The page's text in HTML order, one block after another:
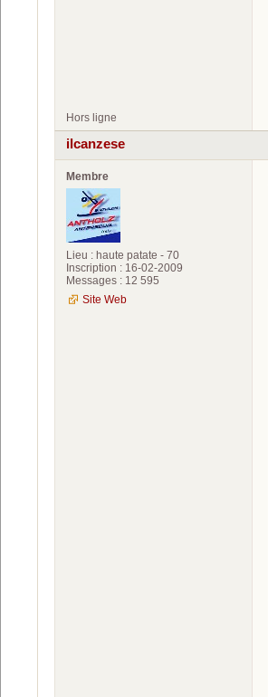
Hors ligne
ilcanzese
Membre
Lieu : haute patate - 70
Inscription : 16-02-2009
Messages : 12 595
Site Web